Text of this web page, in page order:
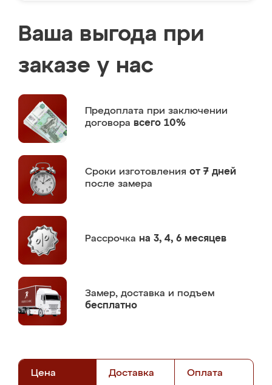
Ваша выгода при
заказе у нас
Предоплата при заключении
договора всего 10%
Сроки изготовления от 7 дней
после замера
Рассрочка на 3, 4, 6 месяцев
Замер, доставка и подъем
бесплатно
Цена Доставка Оплата